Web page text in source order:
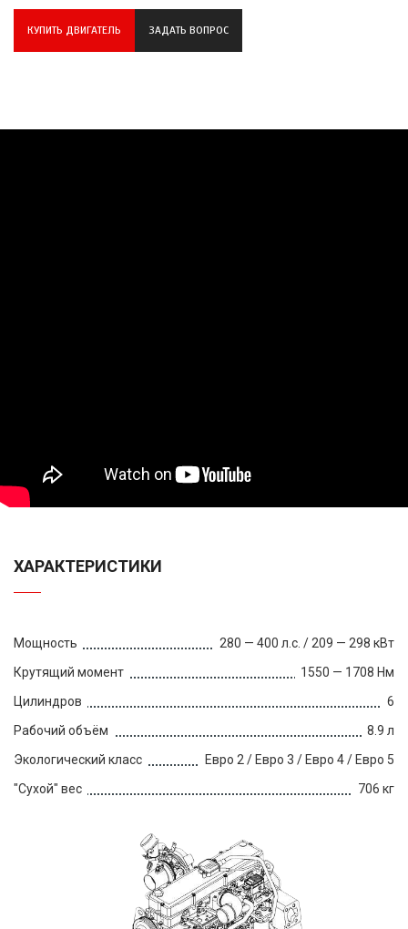
КУПИТЬ ДВИГАТЕЛЬ ЗАДАТЬ ВОПРОС
ХАРАКТЕРИСТИКИ
Мощность
280 — 400 л.с. / 209 — 298 кВт
Крутящий момент
1550 — 1708 Нм
Цилиндров
6
Рабочий объём
8.9 л
Экологический класс
Евро 2 / Евро 3 / Евро 4 / Евро 5
"Сухой" вес
706 кг